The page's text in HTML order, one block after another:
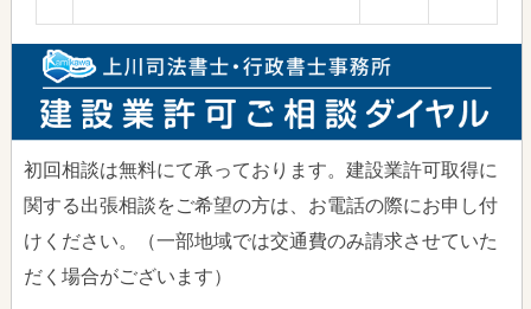
初回相談は無料にて承っております。建設業許可取得に
関する出張相談をご希望の方は、お電話の際にお申し付
けください。（一部地域では交通費のみ請求させていた
だく場合がございます）